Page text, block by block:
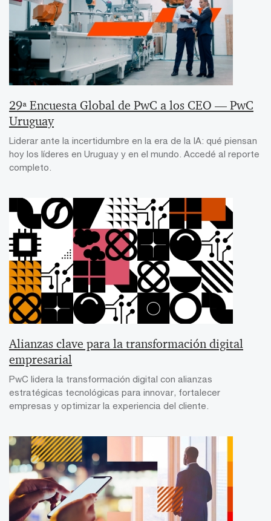
29ª Encuesta Global de PwC a los CEO — PwC
Uruguay
Liderar ante la incertidumbre en la era de la IA: qué piensan
hoy los líderes en Uruguay y en el mundo. Accedé al reporte
completo.
Alianzas clave para la transformación digital
empresarial
PwC lidera la transformación digital con alianzas
estratégicas tecnológicas para innovar, fortalecer
empresas y optimizar la experiencia del cliente.